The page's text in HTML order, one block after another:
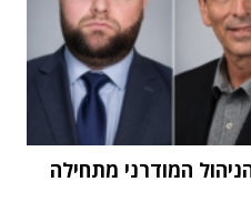
המודרני מתחילה